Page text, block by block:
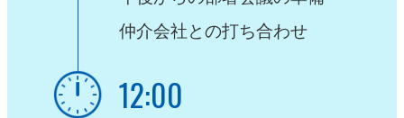
仲介会社との打ち合わせ
12:00